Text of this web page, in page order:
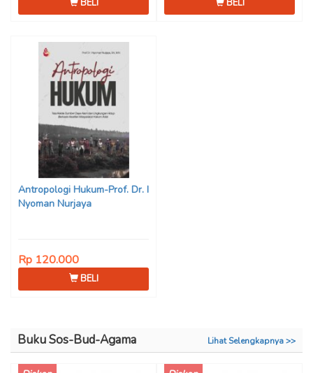
BELI BELI
Antropologi Hukum-Prof. Dr. I
Nyoman Nurjaya
Rp 120.000
BELI
Buku Sos-Bud-Agama Lihat Selengkapnya >>